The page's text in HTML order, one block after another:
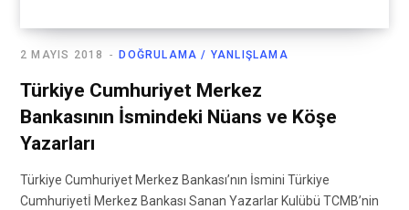
DOĞRULAMA / YANLIŞLAMA
2 MAYIS 2018
Türkiye Cumhuriyet Merkez
Bankasının İsmindeki Nüans ve Köşe
Yazarları
Türkiye Cumhuriyet Merkez Bankası’nın İsmini Türkiye
Cumhuriyetİ Merkez Bankası Sanan Yazarlar Kulübü TCMB’nin